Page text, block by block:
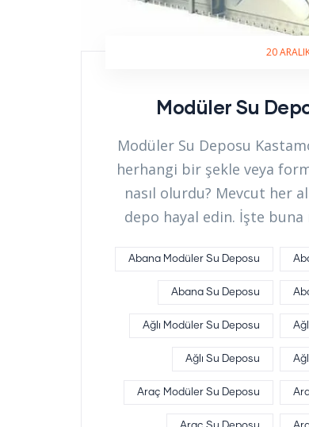
20
Modüler Su
Modüler Su Deposu
herhangi bir şekle veya
nasıl olurdu? Mevcut her
depo hayal edin. İşte buna
Abana Modüler Su Deposu
Abana Su Deposu
Ağlı Modüler Su Deposu
Ağlı Su Deposu
Araç Modüler Su Deposu